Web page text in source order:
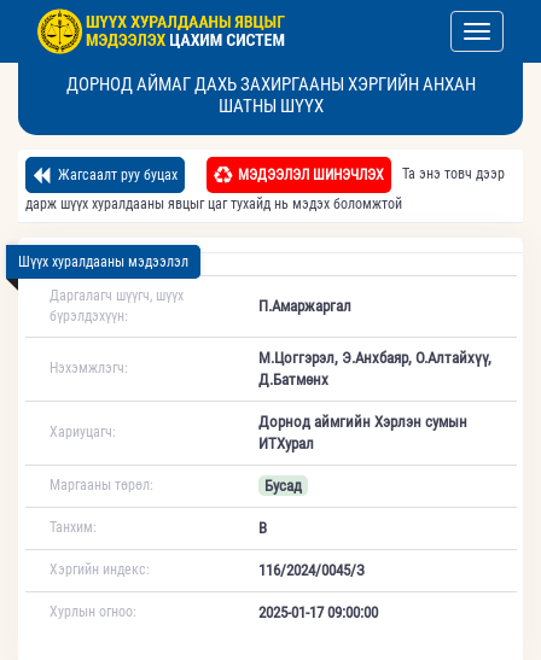
Toggle
ДОРНОД АЙМАГ ДАХЬ ЗАХИРГААНЫ ХЭРГИЙН АНХАН
ШАТНЫ ШҮҮХ
Жагсаалт руу буцах МЭДЭЭЛЭЛ ШИНЭЧЛЭХ
Та энэ товч дээр
дарж шүүх хуралдааны явцыг цаг тухайд нь мэдэх боломжтой
Шүүх хуралдааны мэдээлэл
Даргалагч шүүгч, шүүх
бүрэлдэхүүн:
П.Амаржаргал
Нэхэмжлэгч:
М.Цоггэрэл, Э.Анхбаяр, О.Алтайхүү,
Д.Батмөнх
Хариуцагч:
Дорнод аймгийн Хэрлэн сумын
ИТХурал
Маргааны төрөл: Бусад
Танхим: В
Хэргийн индекс: 116/2024/0045/З
Хурлын огноо: 2025-01-17 09:00:00